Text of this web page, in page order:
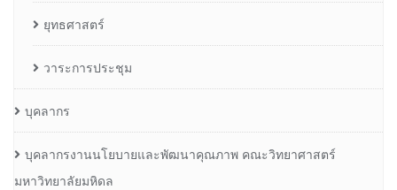
ยุทธศาสตร์
วาระการประชุม
บุคลากร
บุคลากรงานนโยบายและพัฒนาคุณภาพ คณะวิทยาศาสตร์
มหาวิทยาลัยมหิดล